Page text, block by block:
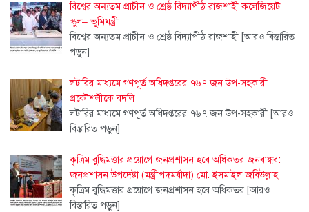
বিশ্বের অন্যতম প্রাচীন ও শ্রেষ্ঠ বিদ্যাপীঠ রাজশাহী কলেজিয়েট
স্কুল– ভূমিমন্ত্রী
বিশ্বের অন্যতম প্রাচীন ও শ্রেষ্ঠ বিদ্যাপীঠ রাজশাহী [আরও বিস্তারিত
পড়ুন]
লটারির মাধ্যমে গণপূর্ত অধিদপ্তরের ৭৬৭ জন উপ-সহকারী
প্রকৌশলীকে বদলি
লটারির মাধ্যমে গণপূর্ত অধিদপ্তরের ৭৬৭ জন উপ-সহকারী [আরও
বিস্তারিত পড়ুন]
কৃত্রিম বুদ্ধিমত্তার প্রয়োগে জনপ্রশাসন হবে অধিকতর জনবান্ধব:
জনপ্রশাসন উপদেষ্টা (মন্ত্রীপদমর্যাদা) মো. ইসমাইল জবিউল্লাহ
কৃত্রিম বুদ্ধিমত্তার প্রয়োগে জনপ্রশাসন হবে অধিকতর [আরও
বিস্তারিত পড়ুন]